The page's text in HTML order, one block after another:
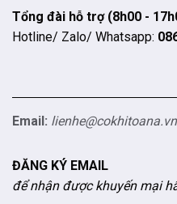
Tổng đài hỗ trợ (8h00 -
Hotline/ Zalo/ Whatsapp:
Email: lienhe@cokhitoana.vn
ĐĂNG KÝ EMAIL
để nhận được khuyến mại